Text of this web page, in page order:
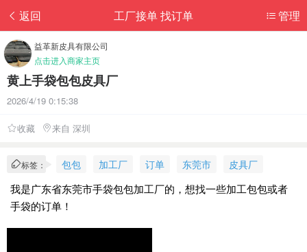
返回 管理
工厂接单 找订单
益革新皮具有限公司
点击进入商家主页
黄上手袋包包皮具厂
2026/4/19 0:15:38
收藏 来自 深圳
标签： 包包 加工厂 订单 东莞市 皮具厂
我是广东省东莞市手袋包包加工厂的，想找一些加工包包或者
手袋的订单！